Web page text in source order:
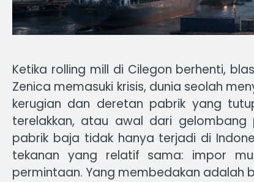
Ketika rolling mill di Cilegon berhenti,
Zenica memasuki krisis, dunia seolah
kerugian dan deretan pabrik yang
terelakkan, atau awal dari gelombang
pabrik baja tidak hanya terjadi di
tekanan yang relatif sama: impor
permintaan. Yang membedakan adalah